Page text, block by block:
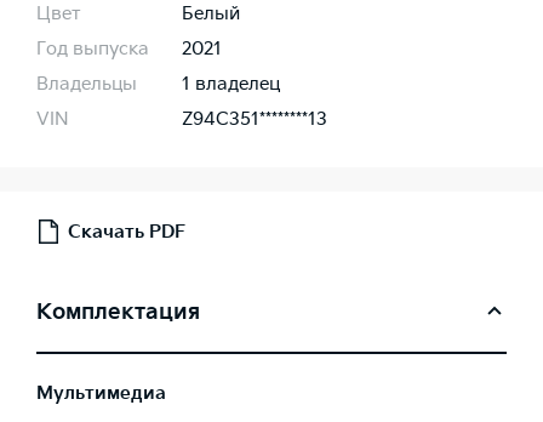
Цвет
Белый
Год выпуска
2021
Владельцы
1 владелец
VIN
Z94C351********13
Скачать PDF
Комплектация
Мультимедиа